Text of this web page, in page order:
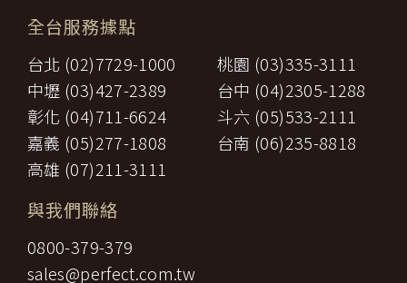
全台服務據點
台北 (02)7729-1000
桃園 (03)335-3111
中壢 (03)427-2389
台中 (04)2305-1288
彰化 (04)711-6624
斗六 (05)533-2111
嘉義 (05)277-1808
台南 (06)235-8818
高雄 (07)211-3111
與我們聯絡
0800-379-379
sales@perfect.com.tw